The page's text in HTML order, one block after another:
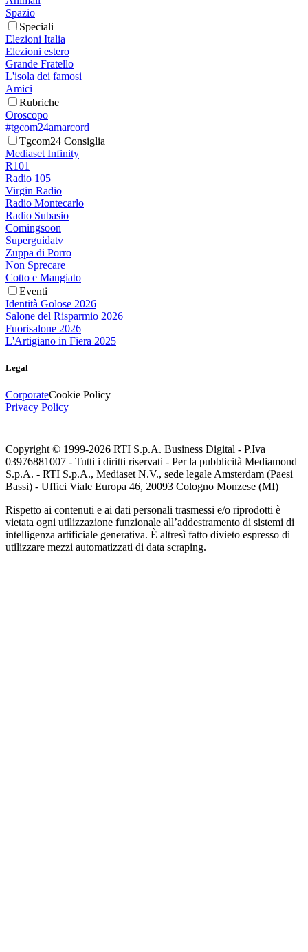
Spazio
Speciali
Elezioni Italia
Elezioni estero
Grande Fratello
L'isola dei famosi
Amici
Rubriche
Oroscopo
#tgcom24amarcord
Tgcom24 Consiglia
Mediaset Infinity
R101
Radio 105
Virgin Radio
Radio Montecarlo
Radio Subasio
Comingsoon
Superguidatv
Zuppa di Porro
Non Sprecare
Cotto e Mangiato
Eventi
Identità Golose 2026
Salone del Risparmio 2026
Fuorisalone 2026
L'Artigiano in Fiera 2025
Legal
CorporateCookie Policy
Privacy Policy
Copyright © 1999-2026 RTI S.p.A. Business Digital - P.Iva
03976881007 - Tutti i diritti riservati - Per la pubblicità Mediamond
S.p.A. - RTI S.p.A., Mediaset N.V., sede legale Amsterdam (Paesi
Bassi) - Uffici Viale Europa 46, 20093 Cologno Monzese (MI)
Rispetto ai contenuti e ai dati personali trasmessi e/o riprodotti è
vietata ogni utilizzazione funzionale all’addestramento di sistemi di
intelligenza artificiale generativa. È altresì fatto divieto espresso di
utilizzare mezzi automatizzati di data scraping.